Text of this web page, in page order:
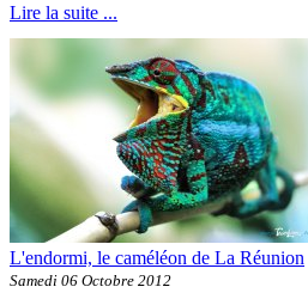
Lire la suite ...
L'endormi, le caméléon de La Réunion
Samedi 06 Octobre 2012